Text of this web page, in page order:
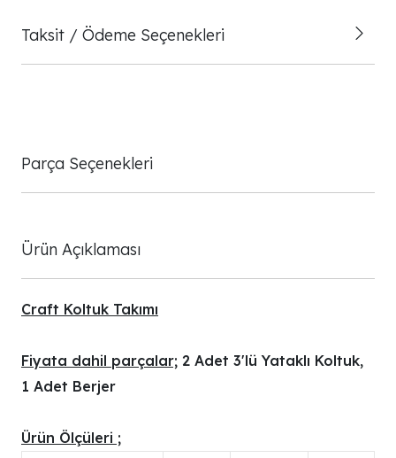
Taksit / Ödeme Seçenekleri
Parça Seçenekleri
Ürün Açıklaması
Craft Koltuk Takımı
Fiyata dahil parçalar; 2 Adet 3'lü Yataklı Koltuk,
1 Adet Berjer
Ürün Ölçüleri ;